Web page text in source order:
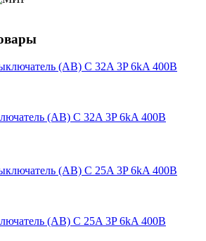
(АВ) C 32A 3P 6kA 400В
(АВ) C 25A 3P 6kA 400В